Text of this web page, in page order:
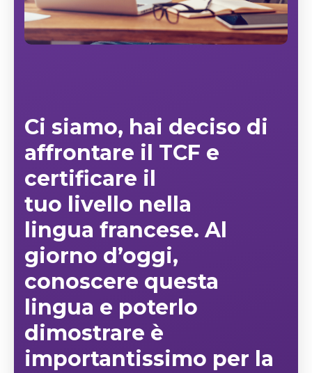
Ci siamo, hai deciso di
affrontare il TCF e
certificare il
tuo livello nella
lingua francese. Al
giorno d’oggi,
conoscere questa
lingua e poterlo
dimostrare è
importantissimo per la